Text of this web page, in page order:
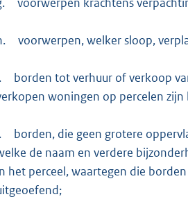
voorwerpen, welker sloop,
borden tot verhuur of verkoop
woningen op percelen zijn
borden, die geen grotere
de naam en verdere
het perceel, waartegen die